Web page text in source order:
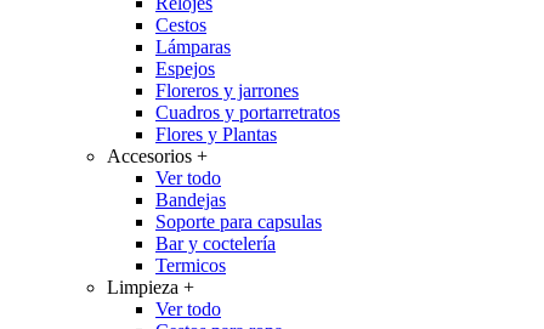
Cestos
Lámparas
Espejos
Floreros y jarrones
Cuadros y portarretratos
Flores y Plantas
Accesorios +
Ver todo
Bandejas
Soporte para capsulas
Bar y coctelería
Termicos
Limpieza +
Ver todo